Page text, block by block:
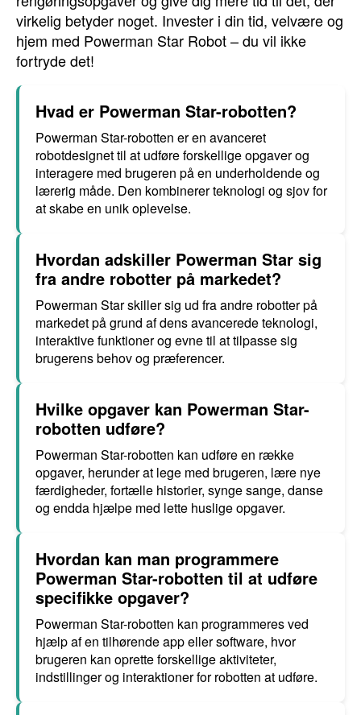
virkelig betyder noget. Invester i din tid, velvære og
hjem med Powerman Star Robot – du vil ikke
fortryde det!
Hvad er Powerman Star-robotten?
Powerman Star-robotten er en avanceret
robotdesignet til at udføre forskellige opgaver og
interagere med brugeren på en underholdende og
lærerig måde. Den kombinerer teknologi og sjov for
at skabe en unik oplevelse.
Hvordan adskiller Powerman Star sig
fra andre robotter på markedet?
Powerman Star skiller sig ud fra andre robotter på
markedet på grund af dens avancerede teknologi,
interaktive funktioner og evne til at tilpasse sig
brugerens behov og præferencer.
Hvilke opgaver kan Powerman Star-
robotten udføre?
Powerman Star-robotten kan udføre en række
opgaver, herunder at lege med brugeren, lære nye
færdigheder, fortælle historier, synge sange, danse
og endda hjælpe med lette huslige opgaver.
Hvordan kan man programmere
Powerman Star-robotten til at udføre
specifikke opgaver?
Powerman Star-robotten kan programmeres ved
hjælp af en tilhørende app eller software, hvor
brugeren kan oprette forskellige aktiviteter,
indstillinger og interaktioner for robotten at udføre.